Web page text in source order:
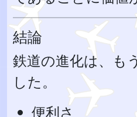
結論
鉄道の進化は、も
した。
便利さ